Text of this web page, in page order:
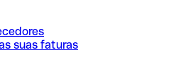
suas faturas